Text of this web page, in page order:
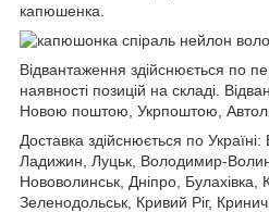
капюшенка.
Відвантаження здійснюється по
наявності позицій на складі.
Новою поштою, Укрпоштою,
Доставка здійснюється по Україні:
Ладижин, Луцьк, Володимир-
Нововолинськ, Дніпро, Булахівка,
Зеленодольськ, Кривий Ріг,